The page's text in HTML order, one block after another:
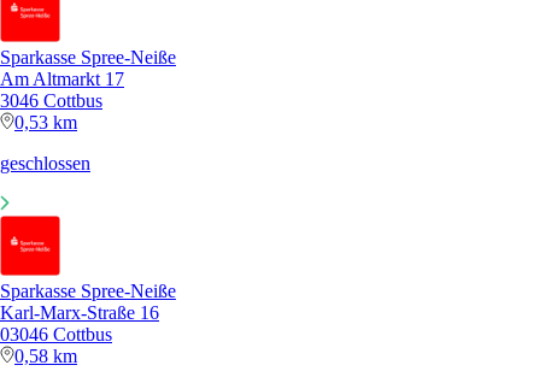
Sparkasse Spree-Neiße
Am Altmarkt 17
3046 Cottbus
0,53 km
geschlossen
Sparkasse Spree-Neiße
Karl-Marx-Straße 16
03046 Cottbus
0,58 km